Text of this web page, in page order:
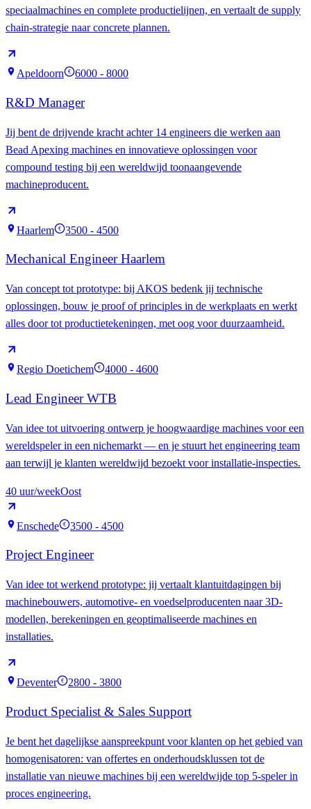
speciaalmachines en complete productielijnen, en vertaalt de supply
chain-strategie naar concrete plannen.
Apeldoorn € 6000 - 8000
R&D Manager
Jij bent de drijvende kracht achter 14 engineers die werken aan
Bead Apexing machines en innovatieve oplossingen voor
compound testing bij een wereldwijd toonaangevende
machineproducent.
Haarlem € 3500 - 4500
Mechanical Engineer Haarlem
Van concept tot prototype: bij AKOS bedenk jij technische
oplossingen, bouw je proof of principles in de werkplaats en werkt
alles door tot productietekeningen, met oog voor duurzaamheid.
Regio Doetichem € 4000 - 4600
Lead Engineer WTB
Van idee tot uitvoering ontwerp je hoogwaardige machines voor een
wereldspeler in een nichemarkt — en je stuurt het engineering team
aan terwijl je klanten wereldwijd bezoekt voor installatie-inspecties.
40 uur/weekOost
Enschede € 3500 - 4500
Project Engineer
Van idee tot werkend prototype: jij vertaalt klantuitdagingen bij
machinebouwers, automotive- en voedselproducenten naar 3D-
modellen, berekeningen en geoptimaliseerde machines en
installaties.
Deventer € 2800 - 3800
Product Specialist & Sales Support
Je bent het dagelijkse aanspreekpunt voor klanten op het gebied van
homogenisatoren: van offertes en onderhoudsklussen tot de
installatie van nieuwe machines bij een wereldwijde top 5-speler in
proces engineering.